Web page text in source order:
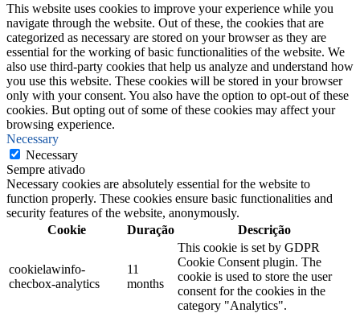
This website uses cookies to improve your experience while you
navigate through the website. Out of these, the cookies that are
categorized as necessary are stored on your browser as they are
essential for the working of basic functionalities of the website. We
also use third-party cookies that help us analyze and understand how
you use this website. These cookies will be stored in your browser
only with your consent. You also have the option to opt-out of these
cookies. But opting out of some of these cookies may affect your
browsing experience.
Necessary
Necessary
Sempre ativado
Necessary cookies are absolutely essential for the website to
function properly. These cookies ensure basic functionalities and
security features of the website, anonymously.
Cookie
Duração Descrição
cookielawinfo-
checbox-analytics
11
months
This cookie is set by GDPR
Cookie Consent plugin. The
cookie is used to store the user
consent for the cookies in the
category "Analytics".